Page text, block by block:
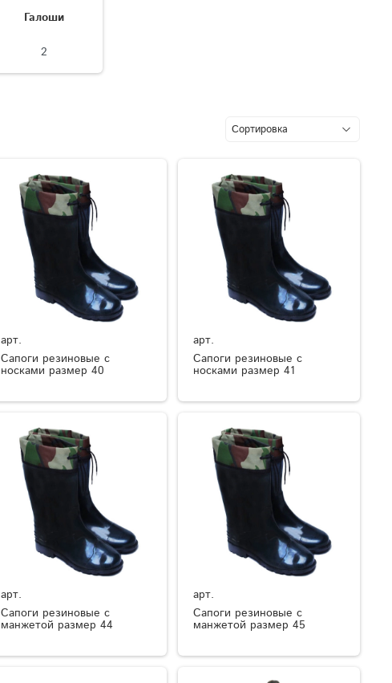
Галоши
2
арт.
Сапоги резиновые с
носками размер 40
арт.
Сапоги резиновые с
носками размер 41
арт.
Сапоги резиновые с
манжетой размер 44
арт.
Сапоги резиновые с
манжетой размер 45